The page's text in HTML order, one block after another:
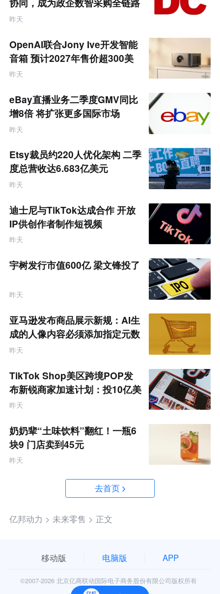
互
联
网
协同，成为政企数智采购全链路
服务商
昨天
OpenAI联合Jony Ive开发智能
音箱 预计2027年售价超300美
元
昨天
eBay直播业务二季度GMV同比
增8倍 将扩张更多国际市场
昨天
Etsy裁员约220人优化架构 二季
度总营收达6.683亿美元
昨天
迪士尼与TikTok达成合作 开放
IP供创作者制作短视频
昨天
宇树发行市值600亿 梁文锋投了
昨天
亚马逊发布商品展示新规：AI生
成的人像内容必须添加指定元数
据
昨天
TikTok Shop美区跨境POP发
布新锐商家加速计划：投10亿美
金资源帮扶四类商家
昨天
奶奶辈“土味饮料”翻红！一瓶6
块9 门店卖到45元
昨天
去首页
亿邦动力 > 未来零售 > 正文
移动版 电脑版 APP
©2007-2026 北京亿商联动国际电子商务股份有限公司版权所有